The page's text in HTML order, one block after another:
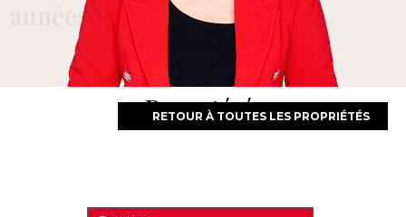
Propriétés
RETOUR À TOUTES LES PROPRIÉTÉS